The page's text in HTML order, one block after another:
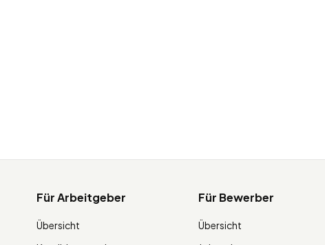
Für Arbeitgeber
Übersicht
Für Bewerber
Übersicht